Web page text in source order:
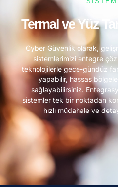
Termal ve Yüz
Cyber Güvenlik olarak,
sistemlerimizi entegre
teknolojilerle gece-gündüz
yapabilir, hassas
sağlayabilirsiniz.
sistemler tek bir noktadan
hızlı müdahale ve